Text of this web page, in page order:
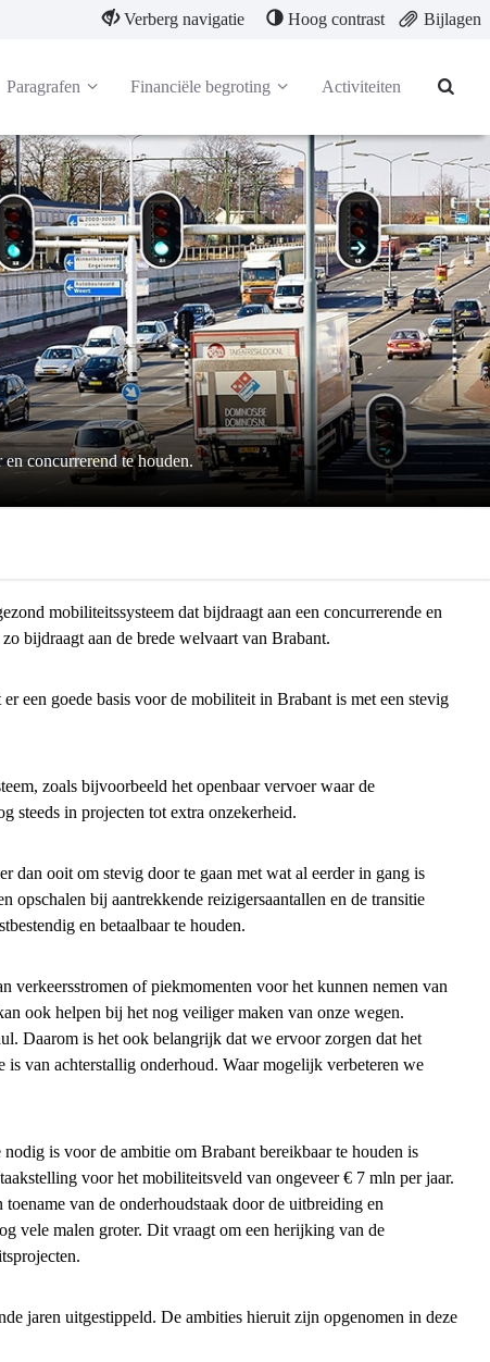
Verberg navigatie Hoog contrast Bijlagen
Paragrafen Financiële begroting Activiteiten
concurrerend te houden.
mobiliteitssysteem dat bijdraagt aan een concurrerende en
bijdraagt aan de brede welvaart van Brabant.
een goede basis voor de mobiliteit in Brabant is met een stevig
zoals bijvoorbeeld het openbaar vervoer waar de
steeds in projecten tot extra onzekerheid.
dan ooit om stevig door te gaan met wat al eerder in gang is
opschalen bij aantrekkende reizigersaantallen en de transitie
en betaalbaar te houden.
verkeersstromen of piekmomenten voor het kunnen nemen van
ook helpen bij het nog veiliger maken van onze wegen.
Daarom is het ook belangrijk dat we ervoor zorgen dat het
van achterstallig onderhoud. Waar mogelijk verbeteren we
is voor de ambitie om Brabant bereikbaar te houden is
voor het mobiliteitsveld van ongeveer € 7 mln per jaar.
van de onderhoudstaak door de uitbreiding en
vele malen groter. Dit vraagt om een herijking van de
jaren uitgestippeld. De ambities hieruit zijn opgenomen in deze